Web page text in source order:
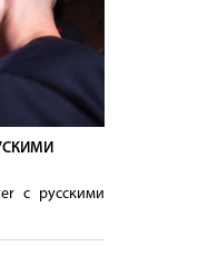
с русскими